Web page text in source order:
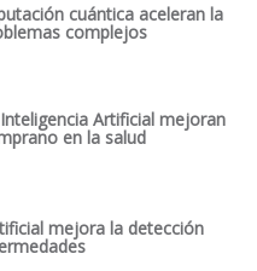
cuántica aceleran la
complejos
Artificial mejoran
en la salud
mejora la detección